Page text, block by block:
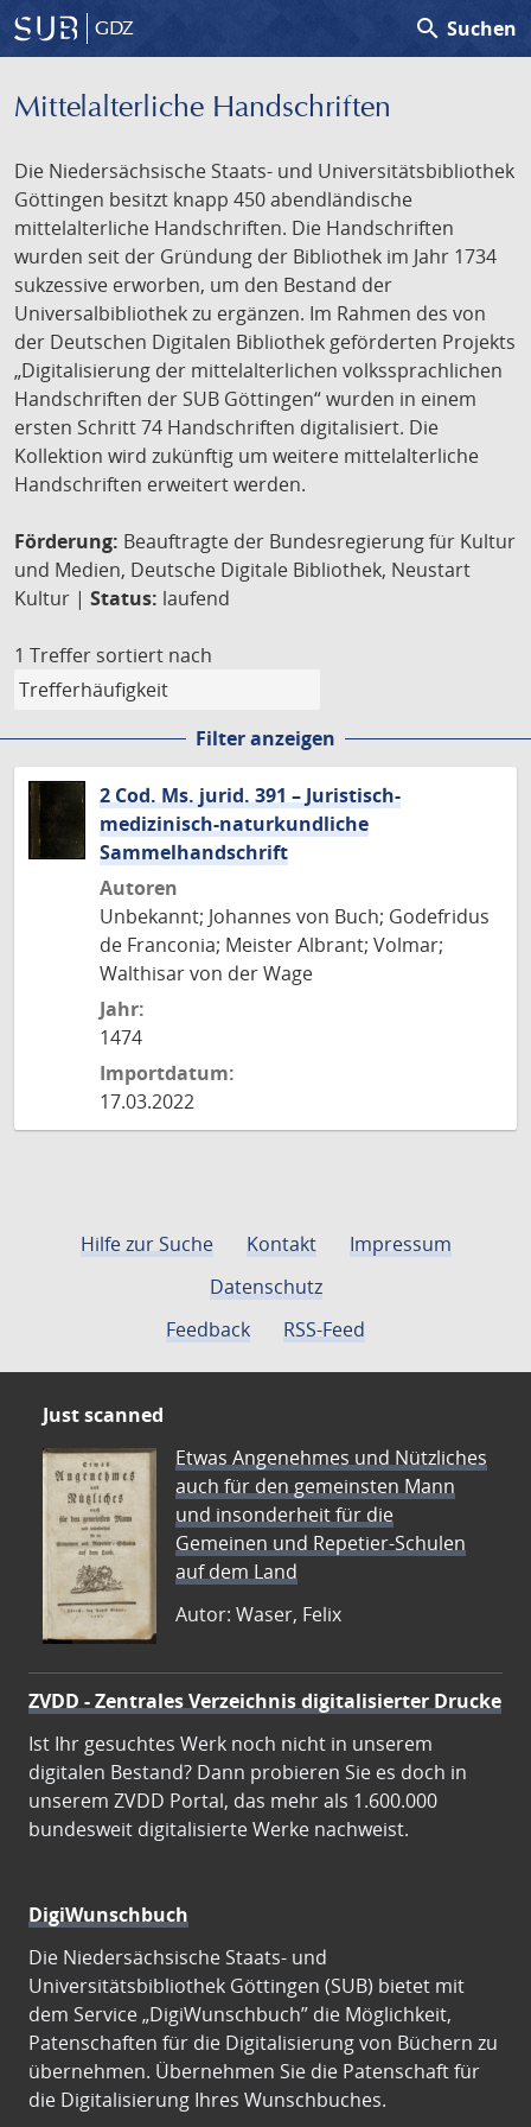
GDZ search Suchen
Mittelalterliche Handschriften
Die Niedersächsische Staats- und Universitätsbibliothek
Göttingen besitzt knapp 450 abendländische
mittelalterliche Handschriften. Die Handschriften
wurden seit der Gründung der Bibliothek im Jahr 1734
sukzessive erworben, um den Bestand der
Universalbibliothek zu ergänzen. Im Rahmen des von
der Deutschen Digitalen Bibliothek geförderten Projekts
„Digitalisierung der mittelalterlichen volkssprachlichen
Handschriften der SUB Göttingen“ wurden in einem
ersten Schritt 74 Handschriften digitalisiert. Die
Kollektion wird zukünftig um weitere mittelalterliche
Handschriften erweitert werden.
Förderung: Beauftragte der Bundesregierung für Kultur
und Medien, Deutsche Digitale Bibliothek, Neustart
Kultur | Status: laufend
1 Treffer sortiert nach
Filter anzeigen
2 Cod. Ms. jurid. 391 – Juristisch-
medizinisch-naturkundliche
Sammelhandschrift
Autoren
Unbekannt; Johannes von Buch; Godefridus
de Franconia; Meister Albrant; Volmar;
Walthisar von der Wage
Jahr:
1474
Importdatum:
17.03.2022
Hilfe zur Suche Kontakt
Impressum
Datenschutz
Feedback
RSS-Feed
Just scanned
Etwas Angenehmes und Nützliches
auch für den gemeinsten Mann
und insonderheit für die
Gemeinen und Repetier-Schulen
auf dem Land
Autor: Waser, Felix
ZVDD - Zentrales Verzeichnis digitalisierter Drucke
Ist Ihr gesuchtes Werk noch nicht in unserem
digitalen Bestand? Dann probieren Sie es doch in
unserem ZVDD Portal, das mehr als 1.600.000
bundesweit digitalisierte Werke nachweist.
DigiWunschbuch
Die Niedersächsische Staats- und
Universitätsbibliothek Göttingen (SUB) bietet mit
dem Service „DigiWunschbuch” die Möglichkeit,
Patenschaften für die Digitalisierung von Büchern zu
übernehmen. Übernehmen Sie die Patenschaft für
die Digitalisierung Ihres Wunschbuches.